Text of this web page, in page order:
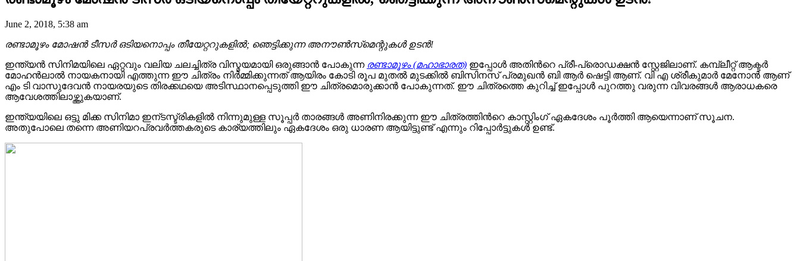
June 2, 2018, 5:38 am
രണ്ടാമൂഴം മോഷൻ ടീസർ ഒടിയനൊപ്പം തീയേറ്ററുകളിൽ; ഞെട്ടിക്കുന്ന അനൗൺസ്‌മെന്റുകൾ ഉടൻ!
ഇന്ത്യൻ സിനിമയിലെ ഏറ്റവും വലിയ ചലച്ചിത്ര വിസ്മയമായി ഒരുങ്ങാൻ പോകുന്ന രണ്ടാമൂഴം (മഹാഭാരത) ഇപ്പോൾ അതിന്‍റെ പ്രീ-പ്രൊഡക്ഷൻ സ്റ്റേജിലാണ്‌. കമ്പ്ലീറ്റ് ആക്ടർ
മോഹൻലാൽ നായകനായി എത്തുന്ന ഈ ചിത്രം നിർമ്മിക്കുന്നത് ആയിരം കോടി രൂപ മുതൽ മുടക്കിൽ ബിസിനസ് പ്രമുഖന്‍ ബി ആർ ഷെട്ടി ആണ്. വി എ ശ്രീകുമാർ മേനോൻ ആണ്
എം ടി വാസുദേവൻ നായരയുടെ തിരക്കഥയെ അടിസ്ഥാനപ്പെടുത്തി ഈ ചിത്രമൊരുക്കാൻ പോകുന്നത്. ഈ ചിത്രത്തെ കുറിച്ച് ഇപ്പോൾ പുറത്തു വരുന്ന വിവരങ്ങൾ ആരാധകരെ
ആവേശത്തിലാഴ്ത്തുകയാണ്.
ഇന്ത്യയിലെ ഒട്ടു മിക്ക സിനിമാ ഇന്ടസ്ട്രികളിൽ നിന്നുമുള്ള സൂപ്പർ താരങ്ങൾ അണിനിരക്കുന്ന ഈ ചിത്രത്തിന്‍റെ കാസ്റ്റിംഗ് ഏകദേശം പൂർത്തി ആയെന്നാണ് സൂചന.
അതുപോലെ തന്നെ അണിയറപ്രവർത്തകരുടെ കാര്യത്തിലും ഏകദേശം ഒരു ധാരണ ആയിട്ടുണ്ട് എന്നും റിപ്പോർട്ടുകൾ ഉണ്ട്.